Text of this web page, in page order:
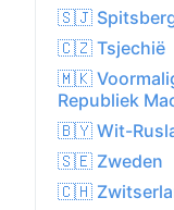
08:37 PM
New Moon
🇸🇯
🇨🇿 Tsjechië
🇲🇰
Republiek
🇧🇾 Wit-
🇸🇪 Zweden
🇨🇭